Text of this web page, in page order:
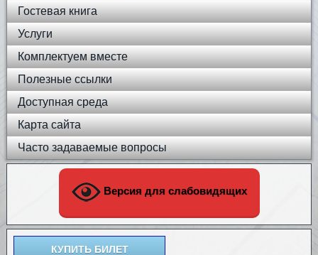
Гостевая книга
Услуги
Комплектуем вместе
Полезные ссылки
Доступная среда
Карта сайта
Часто задаваемые вопросы
Версия для слабовидящих
КУПИТЬ БИЛЕТ